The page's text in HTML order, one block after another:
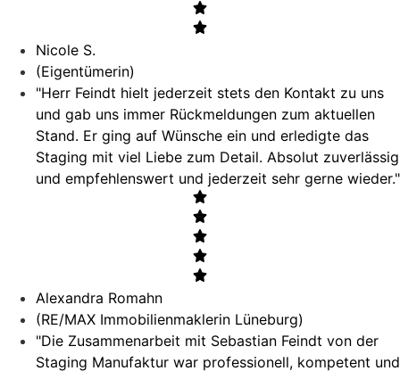
Nicole S.
(Eigentümerin)
"Herr Feindt hielt jederzeit stets den Kontakt zu uns
und gab uns immer Rückmeldungen zum aktuellen
Stand. Er ging auf Wünsche ein und erledigte das
Staging mit viel Liebe zum Detail. Absolut zuverlässig
und empfehlenswert und jederzeit sehr gerne wieder."
Alexandra Romahn
(RE/MAX Immobilienmaklerin Lüneburg)
"Die Zusammenarbeit mit Sebastian Feindt von der
Staging Manufaktur war professionell, kompetent und